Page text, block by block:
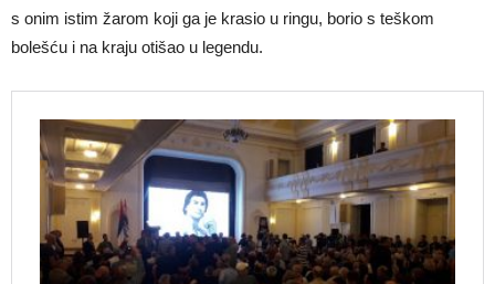
s onim istim žarom koji ga je krasio u ringu, borio s teškom
bolešću i na kraju otišao u legendu.